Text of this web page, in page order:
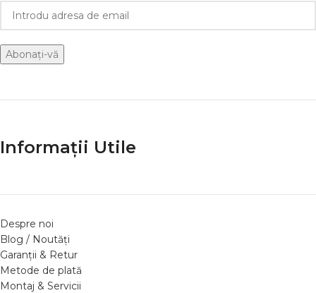
Informații Utile
Despre noi
Blog / Noutăți
Garanții & Retur
Metode de plată
Montaj & Servicii